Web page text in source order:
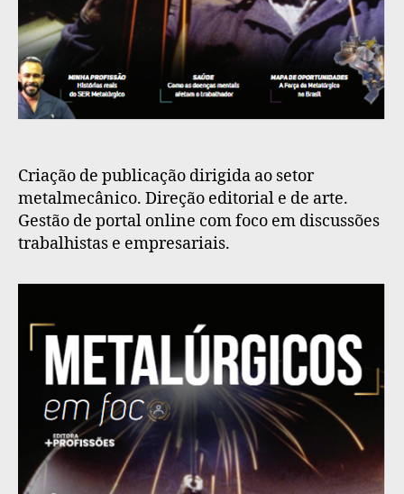
Criação de publicação dirigida ao setor
metalmecânico. Direção editorial e de arte.
Gestão de portal online com foco em discussões
trabalhistas e empresariais.